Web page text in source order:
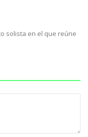
solista en el que reúne